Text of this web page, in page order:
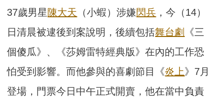
37歲男星陳大天 （小蝦）涉嫌閃兵 ，今（14）
日清晨被逮後到案說明，後續包括舞台劇
《三
個傻瓜》、《莎姆雷特經典版》在內的工作恐
怕受到影響。而他參與的喜劇節目《炎上》7月
登場，門票今日中午正式開賣，他在當中負責